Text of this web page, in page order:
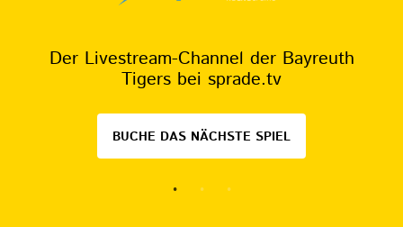
Der Livestream-Channel der Bayreuth
Tigers bei sprade.tv
BUCHE DAS NÄCHSTE SPIEL